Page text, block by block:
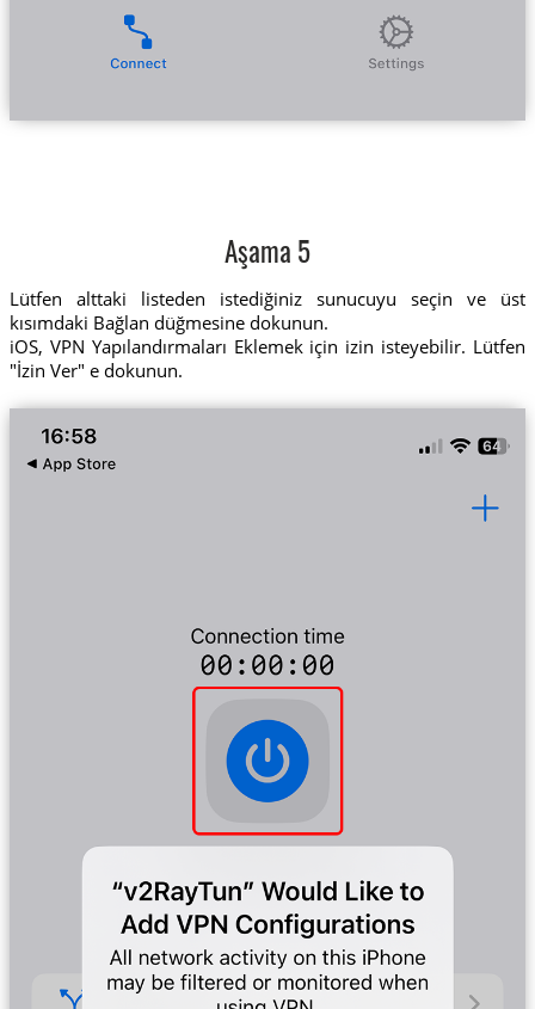
Aşama 5
Lütfen alttaki listeden istediğiniz sunucuyu seçin ve üst
kısımdaki Bağlan düğmesine dokunun.
iOS, VPN Yapılandırmaları Eklemek için izin isteyebilir. Lütfen
"İzin Ver" e dokunun.